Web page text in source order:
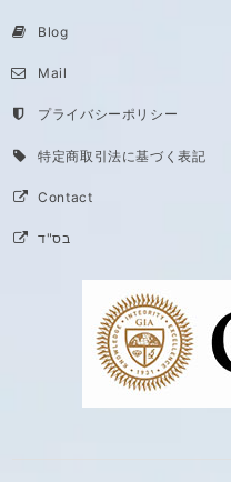
Blog
Mail
プライバシーポリシー
特定商取引法に基づく表記
Contact
בס"ד